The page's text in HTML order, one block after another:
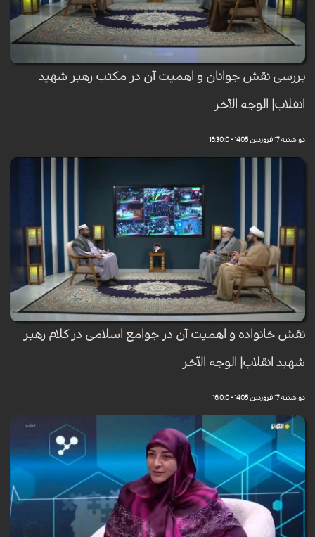
بررسی نقش جوانان و اهمیت آن در مکتب رهبر شهید
انقلاب| الوجه الآخر
دو شنبه 17 فروردین 1405 - 16:30:0
نقش خانواده و اهمیت آن در جوامع اسلامی در کلام رهبر
شهید انقلاب| الوجه الآخر
دو شنبه 17 فروردین 1405 - 16:0:0